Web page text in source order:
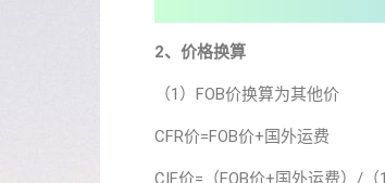
2、价格换算
（1）FOB价换算为其他价
CFR价=FOB价+国外运费